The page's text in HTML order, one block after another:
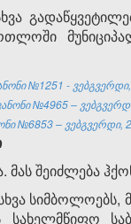
№1251 -
№4965 –
№6853 – ვებგვერდი,
შეიძლება